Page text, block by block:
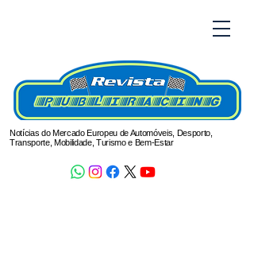
Notícias do Mercado Europeu de Automóveis, Desporto,
Transporte, Mobilidade, Turismo e Bem-Estar